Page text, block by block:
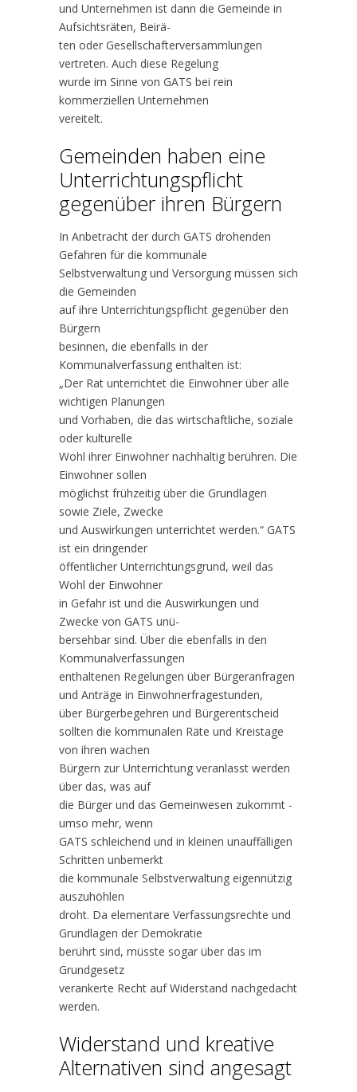
und Unternehmen ist dann die Gemeinde in
Aufsichtsräten, Beirä-
ten oder Gesellschafterversammlungen
vertreten. Auch diese Regelung
wurde im Sinne von GATS bei rein
kommerziellen Unternehmen
vereitelt.
Gemeinden haben eine
Unterrichtungspflicht
gegenüber ihren Bürgern
In Anbetracht der durch GATS drohenden
Gefahren für die kommunale
Selbstverwaltung und Versorgung müssen sich
die Gemeinden
auf ihre Unterrichtungspflicht gegenüber den
Bürgern
besinnen, die ebenfalls in der
Kommunalverfassung enthalten ist:
„Der Rat unterrichtet die Einwohner über alle
wichtigen Planungen
und Vorhaben, die das wirtschaftliche, soziale
oder kulturelle
Wohl ihrer Einwohner nachhaltig berühren. Die
Einwohner sollen
möglichst frühzeitig über die Grundlagen
sowie Ziele, Zwecke
und Auswirkungen unterrichtet werden.“ GATS
ist ein dringender
öffentlicher Unterrichtungsgrund, weil das
Wohl der Einwohner
in Gefahr ist und die Auswirkungen und
Zwecke von GATS unü-
bersehbar sind. Über die ebenfalls in den
Kommunalverfassungen
enthaltenen Regelungen über Bürgeranfragen
und Anträge in Einwohnerfragestunden,
über Bürgerbegehren und Bürgerentscheid
sollten die kommunalen Räte und Kreistage
von ihren wachen
Bürgern zur Unterrichtung veranlasst werden
über das, was auf
die Bürger und das Gemeinwesen zukommt -
umso mehr, wenn
GATS schleichend und in kleinen unauffälligen
Schritten unbemerkt
die kommunale Selbstverwaltung eigennützig
auszuhöhlen
droht. Da elementare Verfassungsrechte und
Grundlagen der Demokratie
berührt sind, müsste sogar über das im
Grundgesetz
verankerte Recht auf Widerstand nachgedacht
werden.
Widerstand und kreative
Alternativen sind angesagt